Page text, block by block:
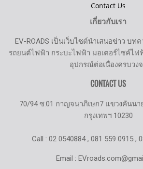
Contact Us
เกี่ยวกับเรา
EV-ROADS เป็นเว็บไซต์นำเสนอข่าว บ
รถยนต์ไฟฟ้า กระบะไฟฟ้า มอเตอร์ไซค์ไฟ
อุปกรณ์ต่อเนื่องครบวง
CONTACT US
70/94 ซ.01 กาญจนาภิเษก7 แขวงคันนา
กรุงเทพฯ 10230
Call : 02 0540884 , 081 559 0915 ,
Email :